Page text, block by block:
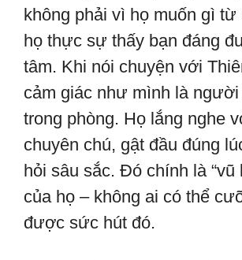
không phải vì họ muốn gì từ
họ thực sự thấy bạn đáng
tâm. Khi nói chuyện với
cảm giác như mình là
trong phòng. Họ lắng nghe
chuyên chú, gật đầu đúng
hỏi sâu sắc. Đó chính là “vũ
của họ – không ai có thể
được sức hút đó.